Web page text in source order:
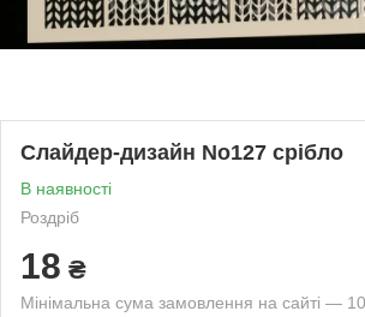
Слайдер-дизайн No127 срібло
В наявності
Роздріб
18 ₴
Мінімальна сума замовлення на сайті —